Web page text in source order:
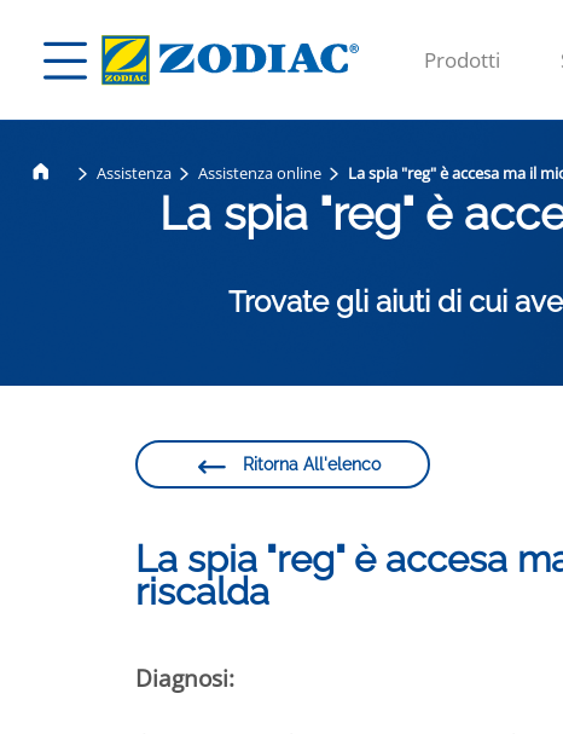
Prodotti
Assistenza Assistenza online La spia "reg" è accesa ma il
La spia "reg" è
Trovate gli aiuti di cui
Ritorna All'elenco
La spia "reg" è accesa
riscalda
Diagnosi: